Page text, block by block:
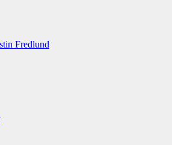
Fredlund